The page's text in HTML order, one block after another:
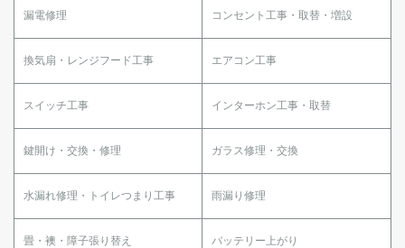
漏電修理 コンセント工事・取替・増設
換気扇・レンジフード工事 エアコン工事
スイッチ工事 インターホン工事・取替
鍵開け・交換・修理 ガラス修理・交換
水漏れ修理・トイレつまり工事 雨漏り修理
畳・襖・障子張り替え バッテリー上がり